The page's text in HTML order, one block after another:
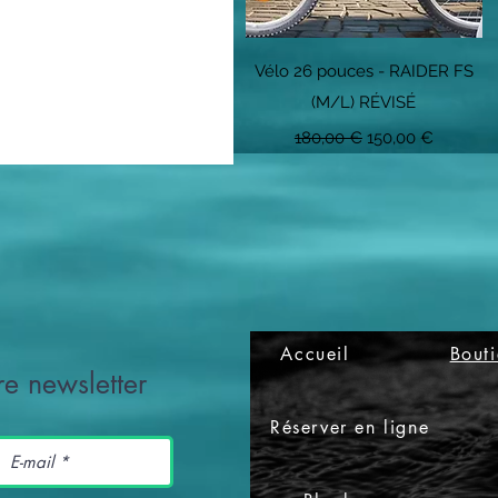
Aperçu rapide
Vélo 26 pouces - RAIDER FS
(M/L) RÉVISÉ
Prix original
180,00 € Prix promotionnel
150,00 €
newsletter
Accueil
Réserver en ligne